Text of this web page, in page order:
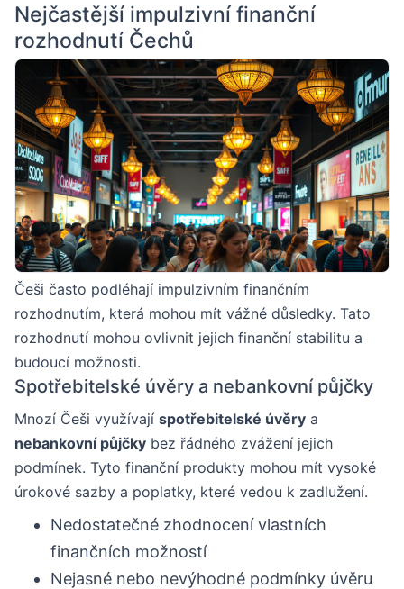
Nejčastější impulzivní finanční
rozhodnutí Čechů
Češi často podléhají impulzivním finančním
rozhodnutím, která mohou mít vážné důsledky. Tato
rozhodnutí mohou ovlivnit jejich finanční stabilitu a
budoucí možnosti.
Spotřebitelské úvěry a nebankovní půjčky
Mnozí Češi využívají spotřebitelské úvěry a
nebankovní půjčky bez řádného zvážení jejich
podmínek. Tyto finanční produkty mohou mít vysoké
úrokové sazby a poplatky, které vedou k zadlužení.
Nedostatečné zhodnocení vlastních
finančních možností
Nejasné nebo nevýhodné podmínky úvěru